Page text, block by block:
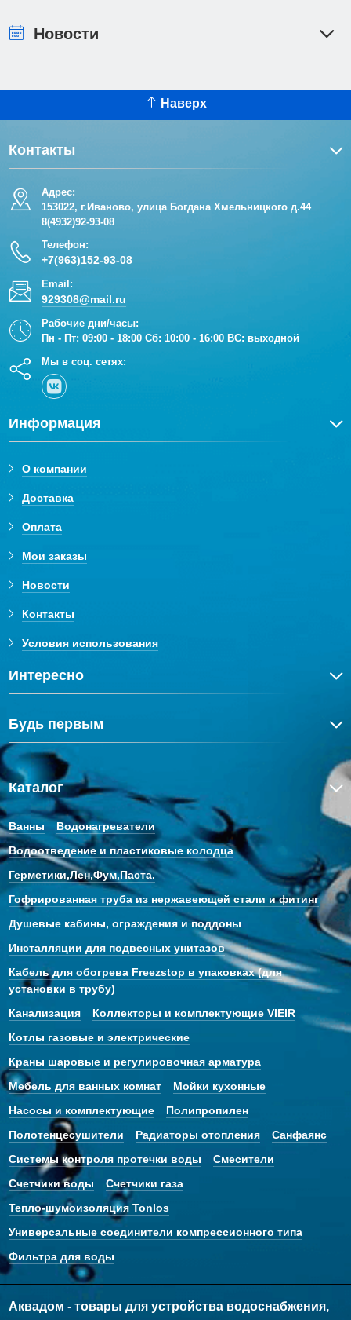
Новости
Наверх
Контакты
Адрес:
153022, г.Иваново, улица Богдана Хмельницкого д.44
8(4932)92-93-08
Телефон:
+7(963)152-93-08
Email:
929308@mail.ru
Рабочие дни/часы:
Пн - Пт: 09:00 - 18:00 Сб: 10:00 - 16:00 ВС: выходной
Мы в соц. сетях:
Информация
О компании
Доставка
Оплата
Мои заказы
Новости
Контакты
Условия использования
Интересно
Будь первым
Каталог
Ванны
Водонагреватели
Водоотведение и пластиковые колодца
Герметики,Лен,Фум,Паста.
Гофрированная труба из нержавеющей стали и фитинг
Душевые кабины, ограждения и поддоны
Инсталляции для подвесных унитазов
Кабель для обогрева Freezstop в упаковках (для
установки в трубу)
Канализация
Коллекторы и комплектующие VIEIR
Котлы газовые и электрические
Краны шаровые и регулировочная арматура
Мебель для ванных комнат
Мойки кухонные
Насосы и комплектующие
Полипропилен
Полотенцесушители
Радиаторы отопления
Санфаянс
Системы контроля протечки воды
Смесители
Счетчики воды
Счетчики газа
Тепло-шумоизоляция Tonlos
Универсальные соединители компрессионного типа
Фильтра для воды
Аквадом - товары для устройства водоснабжения,